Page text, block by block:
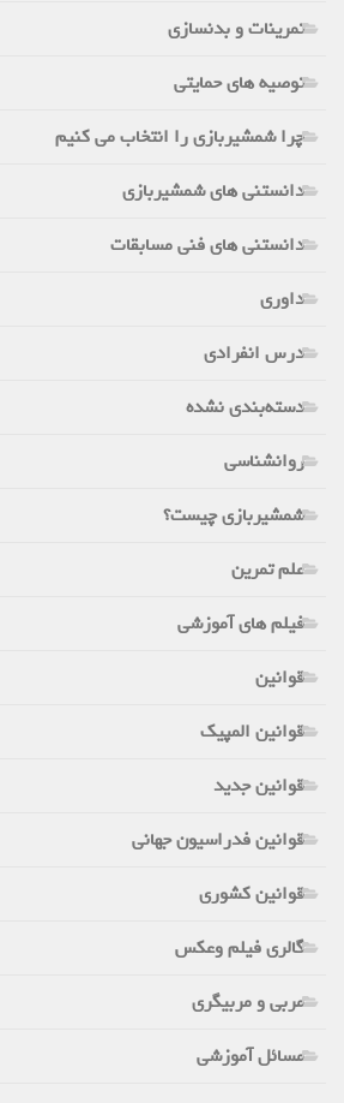
تمرینات و بدنسازی
توصیه های حمایتی
چرا شمشیربازی را انتخاب می کنیم
دانستنی های شمشیربازی
دانستنی های فنی مسابقات
داوری
درس انفرادی
دسته‌بندی نشده
روانشناسی
شمشیربازی چیست؟
علم تمرین
فیلم های آموزشی
قوانین
قوانین المپیک
قوانین جدید
قوانین فدراسیون جهانی
قوانین کشوری
گالری فیلم وعکس
مربی و مربیگری
مسائل آموزشی